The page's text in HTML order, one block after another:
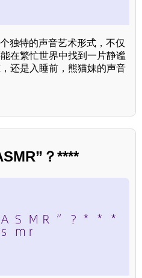
独特的声音艺术形式，不仅
在繁忙世界中找到一片静谧
还是入睡前，熊猫妹的声音
？****